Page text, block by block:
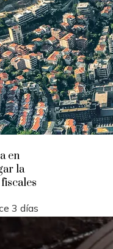
en
la
3 días